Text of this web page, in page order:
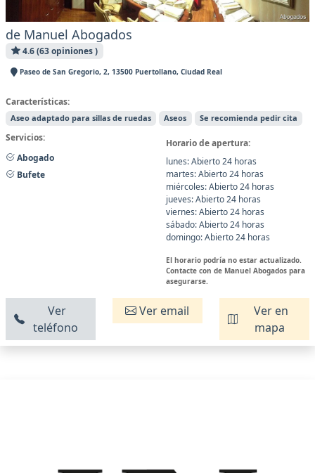
de Manuel Abogados
4.6 (63 opiniones )
Paseo de San Gregorio, 2, 13500 Puertollano, Ciudad Real
Características:
Aseo adaptado para sillas de ruedas Aseos Se recomienda pedir cita
Servicios:
Abogado
Bufete
Horario de apertura:
lunes: Abierto 24 horas
martes: Abierto 24 horas
miércoles: Abierto 24 horas
jueves: Abierto 24 horas
viernes: Abierto 24 horas
sábado: Abierto 24 horas
domingo: Abierto 24 horas
El horario podría no estar actualizado.
Contacte con de Manuel Abogados para
asegurarse.
Ver
teléfono
Ver email
Ver en
mapa